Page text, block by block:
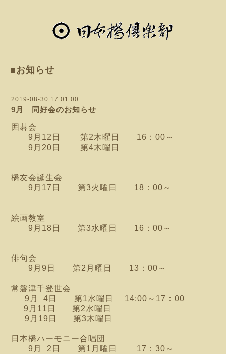
■お知らせ
2019-08-30 17:01:00
9月 同好会のお知らせ
囲碁会
9月12日 第2木曜日 16：00～
9月20日 第4木曜日
橋友会誕生会
9月17 日 第3火曜日 18：00～
絵画教室
9月18日 第3水曜日 16：00～
俳句会
9月9日 第2月曜日 13：00～
常磐津千登世会
9月 4日 第1水曜日
14:00～17：00
9月11日 第2水曜日
9月19日 第3木曜日
日本橋ハーモニー合唱団
9月 2日 第1月曜日 17：30～